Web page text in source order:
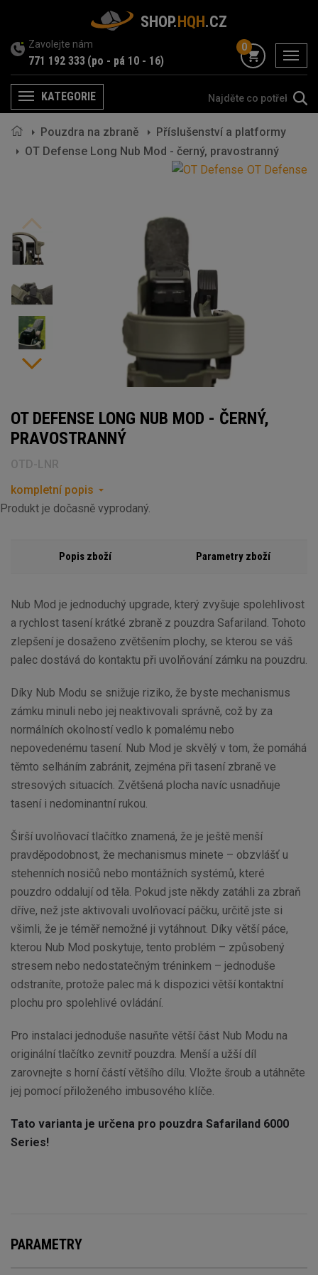
SHOP.HQH.CZ
Zavolejte nám
771 192 333 (po - pá 10 - 16) menu
0
MenuKATEGORIE
Pouzdra na zbraně
Příslušenství a platformy
OT Defense Long Nub Mod - černý, pravostranný
OT Defense
OT DEFENSE LONG NUB MOD - ČERNÝ,
PRAVOSTRANNÝ
OTD-LNR
kompletní popis
Produkt je dočasně vyprodaný.
Popis zboží Parametry zboží
Nub Mod je jednoduchý upgrade, který zvyšuje spolehlivost
a rychlost tasení krátké zbraně z pouzdra Safariland. Tohoto
zlepšení je dosaženo zvětšením plochy, se kterou se váš
palec dostává do kontaktu při uvolňování zámku na pouzdru.
Díky Nub Modu se snižuje riziko, že byste mechanismus
zámku minuli nebo jej neaktivovali správně, což by za
normálních okolností vedlo k pomalému nebo
nepovedenému tasení. Nub Mod je skvělý v tom, že pomáhá
těmto selháním zabránit, zejména při tasení zbraně ve
stresových situacích. Zvětšená plocha navíc usnadňuje
tasení i nedominantní rukou.
Širší uvolňovací tlačítko znamená, že je ještě menší
pravděpodobnost, že mechanismus minete – obzvlášť u
stehenních nosičů nebo montážních systémů, které
pouzdro oddalují od těla. Pokud jste někdy zatáhli za zbraň
dříve, než jste aktivovali uvolňovací páčku, určitě jste si
všimli, že je téměř nemožné ji vytáhnout. Díky větší páce,
kterou Nub Mod poskytuje, tento problém – způsobený
stresem nebo nedostatečným tréninkem – jednoduše
odstraníte, protože palec má k dispozici větší kontaktní
plochu pro spolehlivé ovládání.
Pro instalaci jednoduše nasuňte větší část Nub Modu na
originální tlačítko zevnitř pouzdra. Menší a užší díl
zarovnejte s horní částí většího dílu. Vložte šroub a utáhněte
jej pomocí přiloženého imbusového klíče.
Tato varianta je určena pro pouzdra Safariland 6000
Series!
PARAMETRY